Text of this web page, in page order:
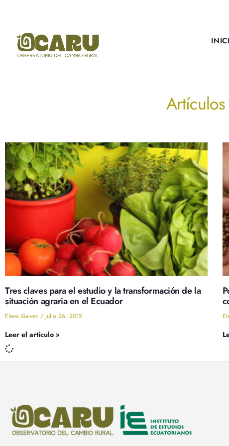
Tres claves para el estudio y la transformación de la
situación agraria en el Ecuador
Elena Galvez Julio 26, 2012
Leer el artículo »